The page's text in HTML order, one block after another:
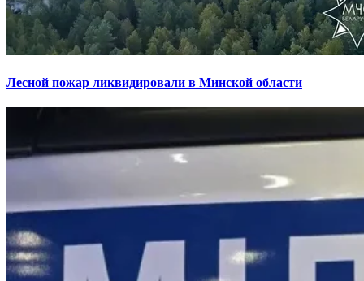
Лесной пожар ликвидировали в Минской области